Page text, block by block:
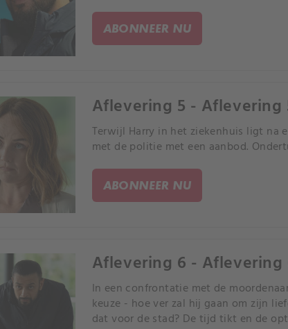
ABONNEER NU
Aflevering 5 - Aflevering
Terwijl Harry in het ziekenhuis ligt na
met de politie met een aanbod.
ABONNEER NU
Aflevering 6 - Aflevering
In een confrontatie met de
keuze - hoe ver zal hij gaan om zijn
dat voor de stad? De tijd tikt en de